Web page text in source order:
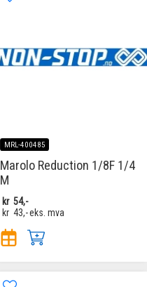
MRL-400485
Marolo Reduction 1/8F 1/4
M
kr 54,-
kr 43,-eks. mva